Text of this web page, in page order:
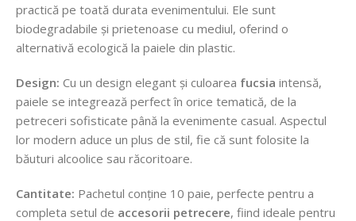
practică pe toată durata evenimentului. Ele sunt
biodegradabile și prietenoase cu mediul, oferind o
alternativă ecologică la paiele din plastic.
Design: Cu un design elegant și culoarea fucsia intensă,
paiele se integrează perfect în orice tematică, de la
petreceri sofisticate până la evenimente casual. Aspectul
lor modern aduce un plus de stil, fie că sunt folosite la
băuturi alcoolice sau răcoritoare.
Cantitate: Pachetul conține 10 paie, perfecte pentru a
completa setul de accesorii petrecere, fiind ideale pentru